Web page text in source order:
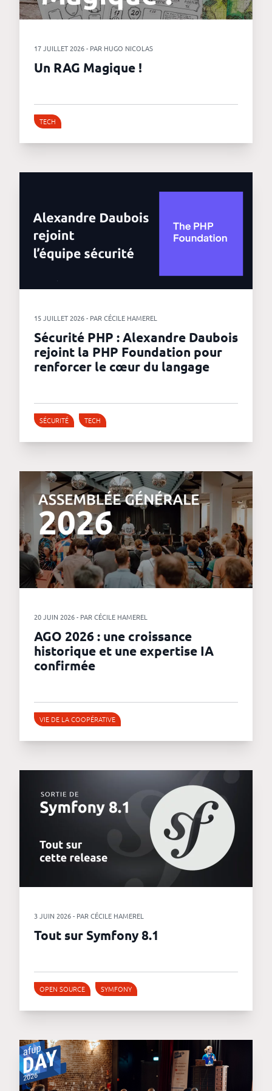
revenus
Platform
Conference
Le
blog
17 JUILLET 2026 - PAR HUGO NICOLAS
Un RAG Magique !
TECH
15 JUILLET 2026 - PAR CÉCILE HAMEREL
Sécurité PHP : Alexandre Daubois
rejoint la PHP Foundation pour
renforcer le cœur du langage
SÉCURITÉ TECH
20 JUIN 2026 - PAR CÉCILE HAMEREL
AGO 2026 : une croissance
historique et une expertise IA
confirmée
VIE DE LA COOPÉRATIVE
3 JUIN 2026 - PAR CÉCILE HAMEREL
Tout sur Symfony 8.1
OPEN SOURCE SYMFONY